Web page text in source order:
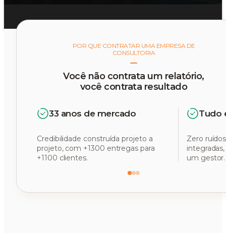
POR QUE CONTRATAR UMA EMPRESA DE
CONSULTORIA
Você não contrata um relatório,
você contrata resultado
33 anos de mercado
Credibilidade construída projeto a
projeto, com +1300 entregas para
+1100 clientes.
Tudo
Zero
um gestor.